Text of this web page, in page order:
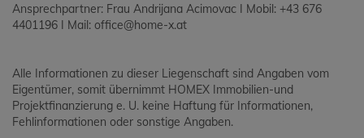
Ansprechpartner: Frau Andrijana Acimovac I Mobil: +43 676
4401196 I Mail: office@home-x.at
Alle Informationen zu dieser Liegenschaft sind Angaben vom
Eigentümer, somit übernimmt HOMEX Immobilien-und
Projektfinanzierung e. U. keine Haftung für Informationen,
Fehlinformationen oder sonstige Angaben.